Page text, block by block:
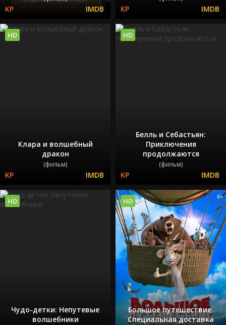
Клара и волшебный
дракон
(фильм)
HD
Белль и Себастьян:
Приключения
продолжаются
(фильм)
HD
Чудо-детки: Непутевые
волшебники
HD
Большое путешествие.
Специальная доставка
HD